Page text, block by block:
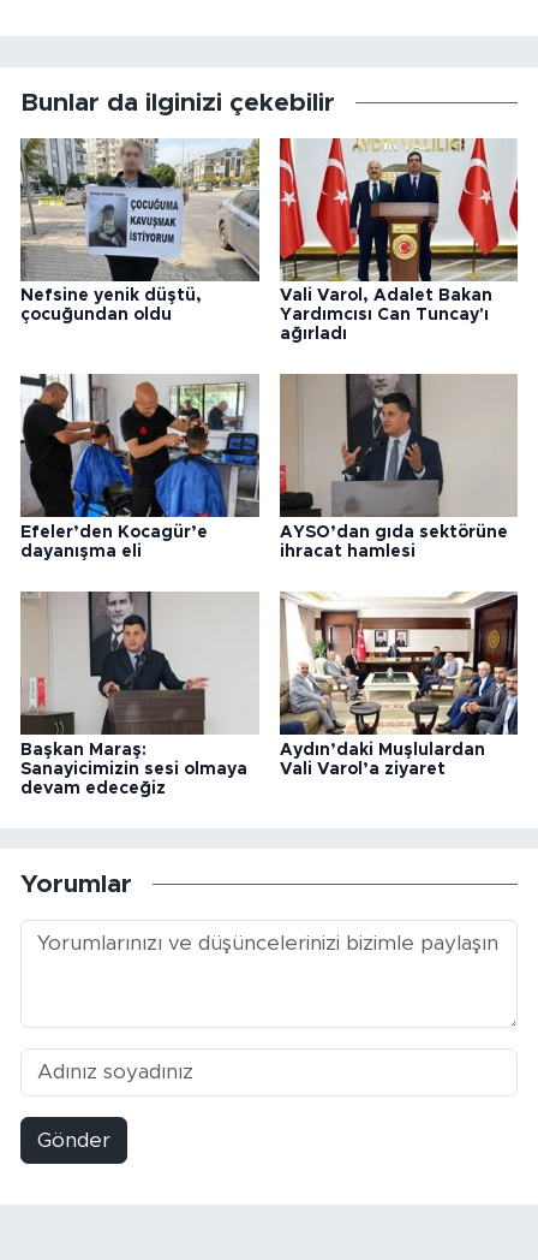
Bunlar da ilginizi çekebilir
Nefsine yenik düştü,
çocuğundan oldu
Vali Varol, Adalet Bakan
Yardımcısı Can Tuncay'ı
ağırladı
Efeler’den Kocagür’e
dayanışma eli
AYSO’dan gıda sektörüne
ihracat hamlesi
Başkan Maraş:
Sanayicimizin sesi olmaya
devam edeceğiz
Aydın’daki Muşlulardan
Vali Varol’a ziyaret
Yorumlar
Gönder